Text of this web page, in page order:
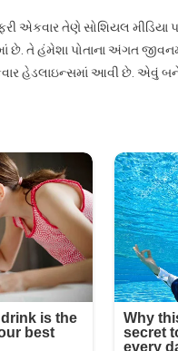
તેણે સોશિયલ મીડિયા પર
છે. તે હંમેશા પોતાના અંગત
હેડલાઇન્સમાં આવી છે. એવું